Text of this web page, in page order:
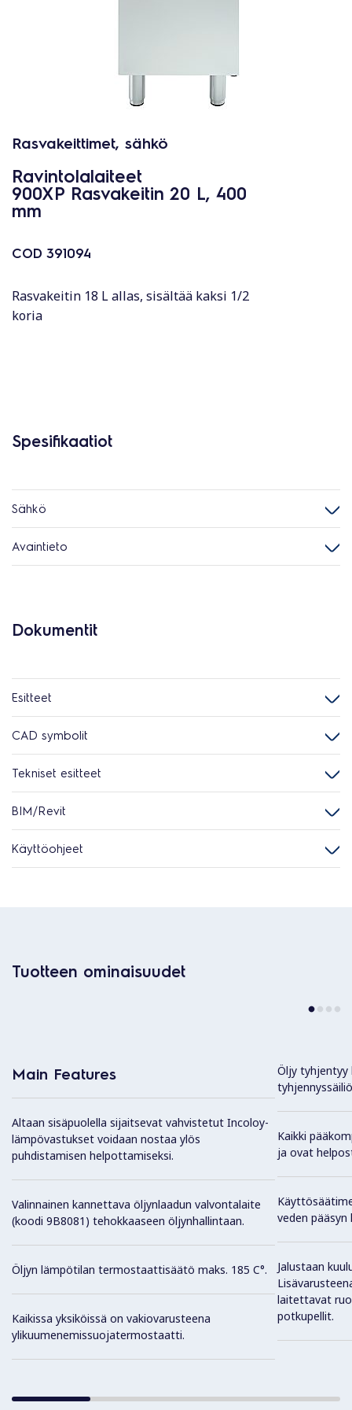
Rasvakeittimet, sähkö
Ravintolalaiteet
900XP Rasvakeitin 20 L, 400
mm
COD 391094
Rasvakeitin 18 L allas, sisältää kaksi 1/2
koria
Spesifikaatiot
Sähkö
Avaintieto
Dokumentit
Esitteet
CAD symbolit
Tekniset esitteet
BIM/Revit
Käyttöohjeet
Tuotteen ominaisuudet
Main Features
Altaan sisäpuolella sijaitsevat vahvistetut Incoloy-
lämpövastukset voidaan nostaa ylös
puhdistamisen helpottamiseksi.
Valinnainen kannettava öljynlaadun valvontalaite
(koodi 9B8081) tehokkaaseen öljynhallintaan.
Öljyn lämpötilan termostaattisäätö maks. 185 C°.
Kaikissa yksiköissä on vakiovarusteena
ylikuumenemissuojatermostaatti.
Öljy tyhjentyy
Kaikki
ja ovat
veden
Jalustaan
laitettavat
potkupellit.